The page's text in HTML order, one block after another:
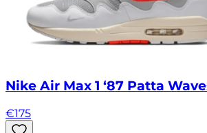
Nike Air Max 1 ‘87 Patta
€175